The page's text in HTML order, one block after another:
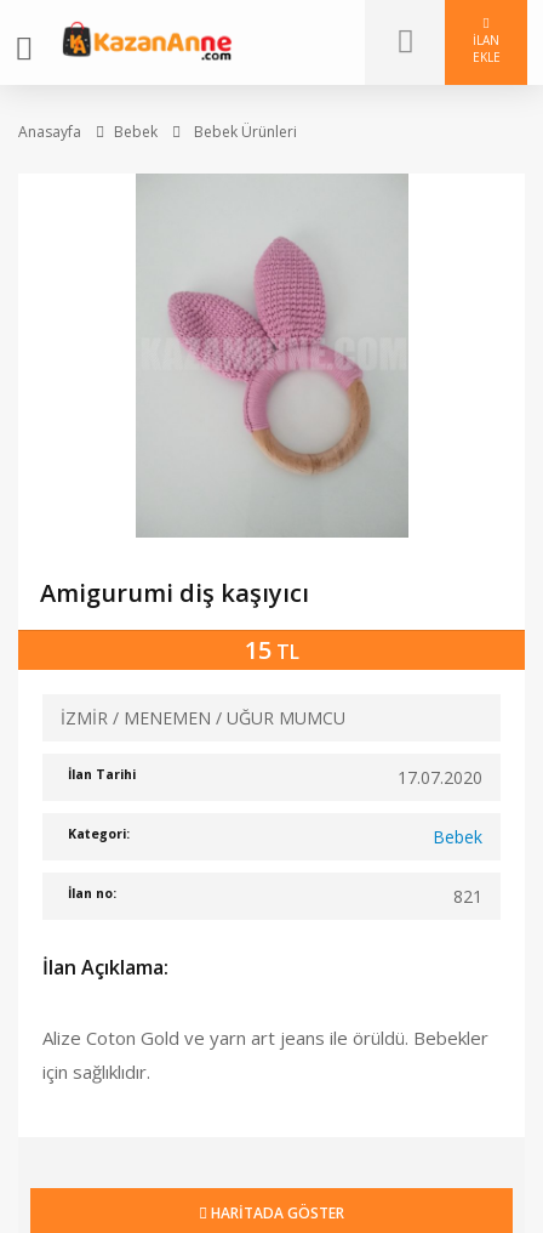
İLAN
EKLE
Anasayfa Bebek Bebek Ürünleri
Amigurumi diş kaşıyıcı
15TL
İZMİR / MENEMEN / UĞUR MUMCU
İlan Tarihi 17.07.2020
Kategori: Bebek
İlan no: 821
İlan Açıklama:
Alize Coton Gold ve yarn art jeans ile örüldü. Bebekler
için sağlıklıdır.
HARİTADA GÖSTER